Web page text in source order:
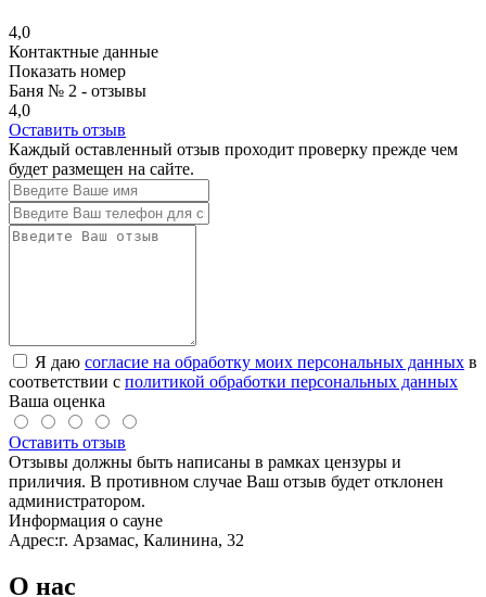
4,0
Контактные данные
Показать номер
Баня № 2 - отзывы
4,0
Оставить отзыв
Каждый оставленный отзыв проходит проверку прежде чем
будет размещен на сайте.
Я даю согласие на обработку моих персональных данных в
соответствии с политикой обработки персональных данных
Ваша оценка
Оставить отзыв
Отзывы должны быть написаны в рамках цензуры и
приличия. В противном случае Ваш отзыв будет отклонен
администратором.
Информация о сауне
Адрес:г. Арзамас, Калинина, 32
О нас